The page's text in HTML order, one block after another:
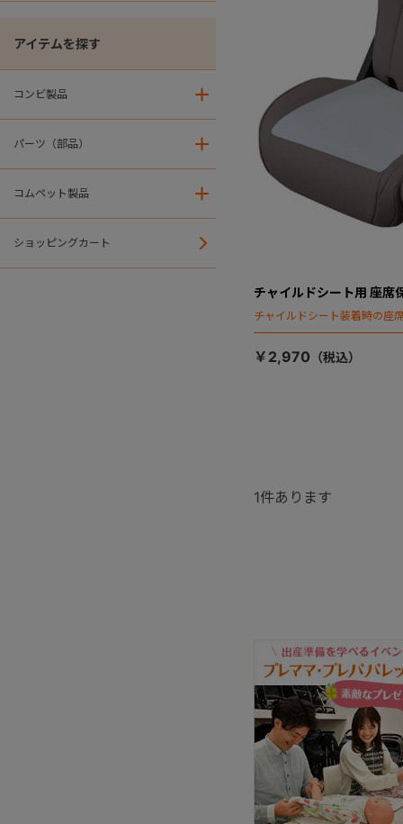
アイテムを探す
コンビ製品
パーツ（部品）
コムペット製品
ショッピングカート
チャイルドシート用 座席
チャイルドシート装着時の座
￥2,970
1件あります